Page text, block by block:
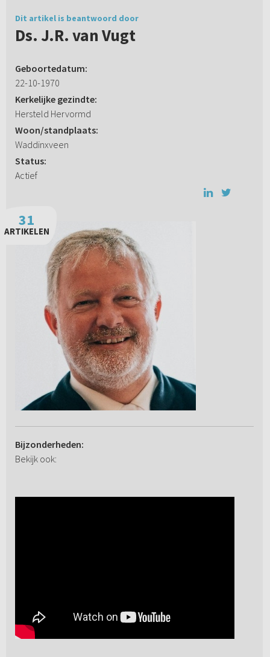
Dit artikel is beantwoord door
Ds. J.R. van Vugt
Geboortedatum:
22-10-1970
Kerkelijke gezindte:
Hersteld Hervormd
Woon/standplaats:
Waddinxveen
Status:
Actief
31
ARTIKELEN
Bijzonderheden:
Bekijk ook: